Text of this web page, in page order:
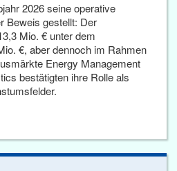
2026 seine operative
Beweis gestellt: Der
Mio. € unter dem
€, aber dennoch im Rahmen
Energy Management
bestätigten ihre Rolle als